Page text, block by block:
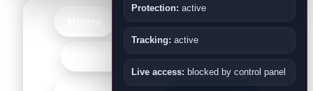
Protection: active
Tracking: active
Live access: blocked by control panel